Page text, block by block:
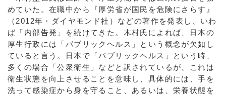
めていた。在職中から『厚労省が国民を危険にさらす』
（2012年・ダイヤモンド社）などの著作を発表し、いわ
ば「内部告発」を続けてきた。木村氏によれば、日本の
厚生行政には「パブリックヘルス」という概念が欠如し
ていると言う。日本で「パブリックヘルス」という時、
多くの場合「公衆衛生」などと訳されているが、これは
衛生状態を向上させることを意味し、具体的には、手を
洗って感染症から身を守ること、あるいは、栄養状態を